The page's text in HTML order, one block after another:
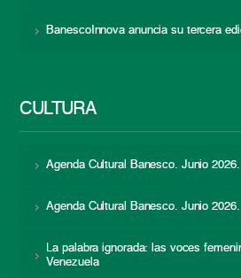
BanescoInnova anuncia su tercera
CULTURA
Agenda Cultural Banesco. Junio
Agenda Cultural Banesco. Junio
La palabra ignorada: las voces
Venezuela